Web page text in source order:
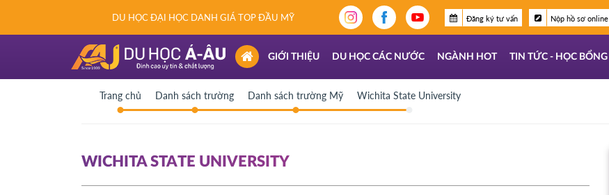
DU HỌC ĐẠI HỌC DANH GIÁ TOP ĐẦU MỸ Đăng ký tư vấn Nộp hồ sơ online
(CURRENT)
GIỚI THIỆU DU HỌC CÁC NƯỚC NGÀNH HOT TIN TỨC - HỌC BỔNG
Trang chủ Danh sách trường Danh sách trường Mỹ Wichita State University
WICHITA STATE UNIVERSITY